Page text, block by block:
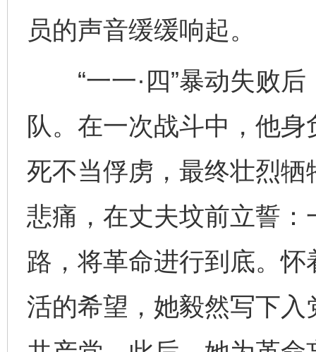
员的声音缓缓响起。
“一一·四”暴动失败后
队。在一次战斗中，他
死不当俘虏，最终壮烈
悲痛，在丈夫坟前立誓
路，将革命进行到底。
活的希望，她毅然写下